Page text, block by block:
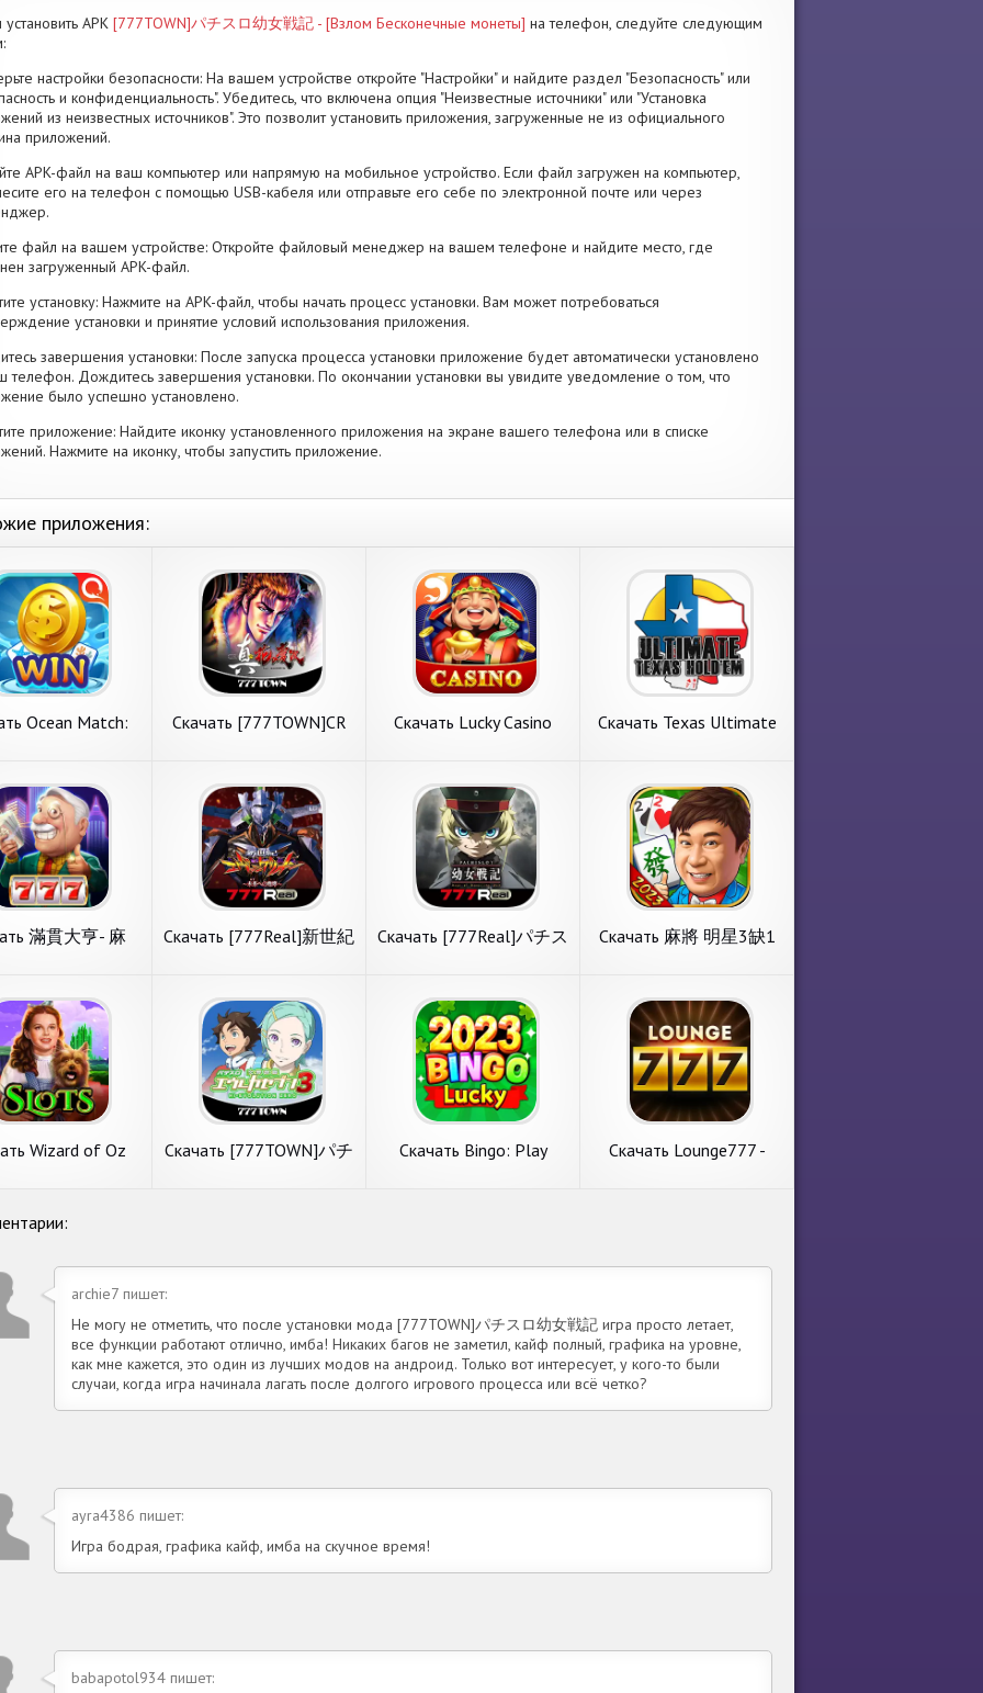
APK [777TOWN]パチスロ幼女戦記 - [Взлом Бесконечные монеты] на телефон, следуйте следующим
настройки безопасности: На вашем устройстве откройте "Настройки" и найдите раздел "Безопасность" или
и конфиденциальность". Убедитесь, что включена опция "Неизвестные источники" или "Установка
из неизвестных источников". Это позволит установить приложения, загруженные не из официального
приложений.
APK-файл на ваш компьютер или напрямую на мобильное устройство. Если файл загружен на компьютер,
его на телефон с помощью USB-кабеля или отправьте его себе по электронной почте или через
файл на вашем устройстве: Откройте файловый менеджер на вашем телефоне и найдите место, где
загруженный APK-файл.
установку: Нажмите на APK-файл, чтобы начать процесс установки. Вам может потребоваться
установки и принятие условий использования приложения.
завершения установки: После запуска процесса установки приложение будет автоматически установлено
телефон. Дождитесь завершения установки. По окончании установки вы увидите уведомление о том, что
было успешно установлено.
приложение: Найдите иконку установленного приложения на экране вашего телефона или в списке
Нажмите на иконку, чтобы запустить приложение.
приложения:
Ocean Match:
APK на
Андроид
Ocean Match:
монеты
Бесконечные
APK на
обзор на игру с
казуальные игры.
Match: заработать
от популярного
3MB Team.
требования. 1.
подробнее
Скачать [777TOWN]CR
APK на Андроид
Скачать [777TOWN]CR
真・花の慶次 [Взлом
Бесконечные деньги]
APK на Андроид
Рассмотрим игру с
категории азартные игры.
[777TOWN]CR真・花の慶次
от толкового издателя
Sammy Networks Co.,Ltd..
Основные требования. 1.
Размер
подробнее
Скачать Lucky Casino
Андроид
Скачать Lucky Casino
[Взлом Бесконечные
монеты] APK на
Андроид
Попробуем разобрать игру
с раздела азартные игры.
Lucky Casino от толкового
автора Fish House.
Системные требования. 1.
Размер свободной памяти
подробнее
Скачать Texas Ultimate
APK на Андроид
Скачать Texas
Ultimate Holdem
[Взлом Бесконечные
монеты] APK на
Андроид
Новый обзор на игру с
раздела азартные игры.
Texas Ultimate Holdem от
известного коллектива
Two Feather Solutions.
Основные требования. 1.
подробнее
滿貫大亨- 麻
21點 [Взлом
монеты]
на Андроид
滿貫大亨- 麻
魚、老虎機、柏
、骰寶、賽馬、
[Взлом
монеты]
Андроид
обзор на игру с
азартные игры. 滿
- 麻將、捕魚、老虎
青斯洛、骰寶、賽
點 от популярного
SHIZI TECH LTD
1.
подробнее
Скачать [777Real]新世紀
Бесконечные монеты]
APK на Андроид
Скачать [777Real]新世
紀エヴァンゲリオン
～未来への咆哮～
[Взлом Бесконечные
монеты] APK на
Андроид
Представляем вашему
вниманию игру с пункта
меню азартные игры.
[777Real]新世紀エヴァンゲ
リオン ～未来への咆哮～
от популярного
разработчика Sammy
Networks Co.,Ltd..
подробнее
Скачать [777Real]パチス
Андроид
Скачать [777Real]パチ
スロ幼女戦記 [Взлом
Много монет] APK на
Андроид
Новый обзор на игру с
пункта меню азартные
игры. [777Real]パチスロ幼
女戦記 от популярного
издателя Sammy Networks
Co.,Ltd.. Системные
требования. 1.
подробнее
Скачать 麻將 明星3缺1
戲 [Взлом Бесконечные
монеты] APK на
Андроид
Скачать 麻將 明星3缺
1麻將–捕魚機、大老
二、老虎機、各式娛樂
城遊戲 [Взлом
Бесконечные монеты]
APK на Андроид
Представляем вашему
вниманию игру с раздела
азартные игры. 麻將 明星3
缺1麻將–捕魚機、大老二、
老虎機、各式娛樂城遊戲 от
популярного
разработчика International
Games System Co.,
подробнее
Wizard of Oz
Андроид
Wizard of Oz
Game
APK на
меню азартные
of Oz Slot
Game от
издателя
подробнее
Скачать [777TOWN]パチ
с категории азартные игры.
известного автора Sammy
Networks Co.,Ltd..
Системные требования.
подробнее
Скачать Bingo: Play
категории азартные игры.
коллектива Bingo Casino
Games. Главные
требования.
подробнее
Скачать Lounge777 -
пункта меню азартные
разработчика Whow
Games GmbH. Главные
требования. 1. Объем
подробнее
archie7 пишет:
Не могу не отметить, что после установки мода [777TOWN]パチスロ幼女戦記 игра просто летает,
все функции работают отлично, имба! Никаких багов не заметил, кайф полный, графика на уровне,
как мне кажется, это один из лучших модов на андроид. Только вот интересует, у кого-то были
случаи, когда игра начинала лагать после долгого игрового процесса или всё четко?
ayra4386 пишет:
Игра бодрая, графика кайф, имба на скучное время!
babapotol934 пишет: